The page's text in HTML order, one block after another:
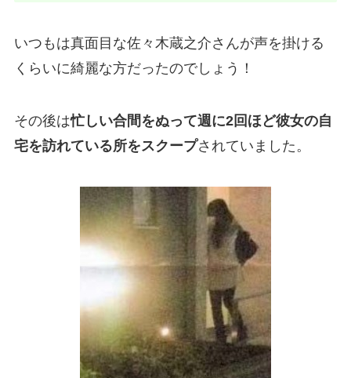
いつもは真面目な佐々木蔵之介さんが声を掛ける
くらいに綺麗な方だったのでしょう！
その後は忙しい合間をぬって週に2回ほど彼女の自
宅を訪れている所をスクープされていました。